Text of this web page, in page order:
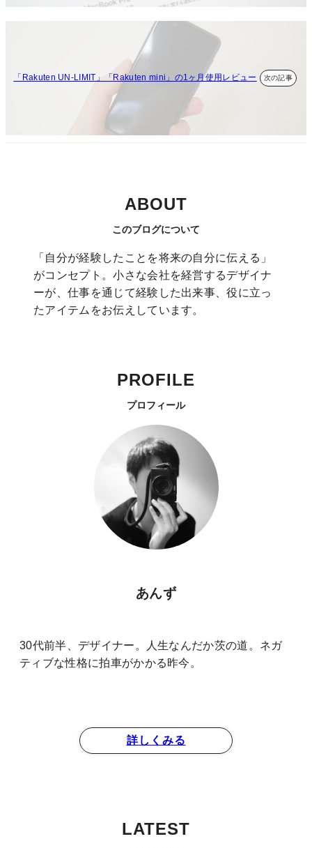
「Rakuten UN-LIMIT」「Rakuten mini」の1ヶ月使用レビュー
ABOUT
このブログについて
「自分が経験したことを将来の自分に伝える」
がコンセプト。小さな会社を経営するデザイナ
ーが、仕事を通じて経験した出来事、役に立っ
たアイテムをお伝えしています。
PROFILE
プロフィール
あんず
30代前半、デザイナー。人生なんだか茨の道。ネガ
ティブな性格に拍車がかかる昨今。
詳しくみる
LATEST